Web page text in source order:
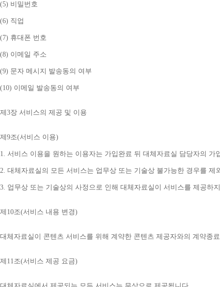
(5) 비밀번호
(6) 직업
(7) 휴대폰 번호
(8) 이메일 주소
(9) 문자 메시지 발송동의 여부
(10) 이메일 발송동의 여부
제 3장 서비스의 제공 및 이용
제 9조(서비스 이용)
1. 서비스 이용을 원하는 이용자는 가입완료 뒤 대체자료실 담당자의
2. 대체자료실의 모든 서비스는 업무상 또는 기술상 불가능한 경우를 제
3. 업무상 또는 기술상의 사정으로 인해 대체자료실이 서비스를 제공하
제 10조(서비스 내용 변경)
대체자료실이 콘텐츠 서비스를 위해 계약한 콘텐츠 제공자와의 계약종
제 11조(서비스 제공 요금)